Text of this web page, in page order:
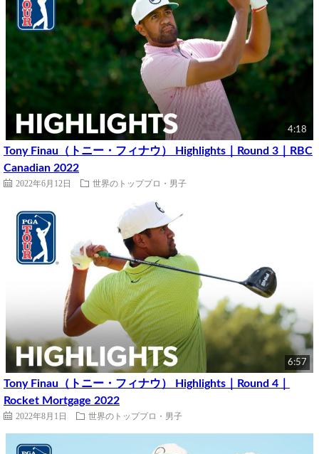
4:18
Tony Finau（トニー・フィナウ） Highlights｜Round 3｜RBC
Canadian 2022
2022年6月12日 世界のトッププロ・男子
6:57
Tony Finau（トニー・フィナウ） Highlights｜Round 4｜
Rocket Mortgage 2022
2022年8月1日 世界のトッププロ・男子